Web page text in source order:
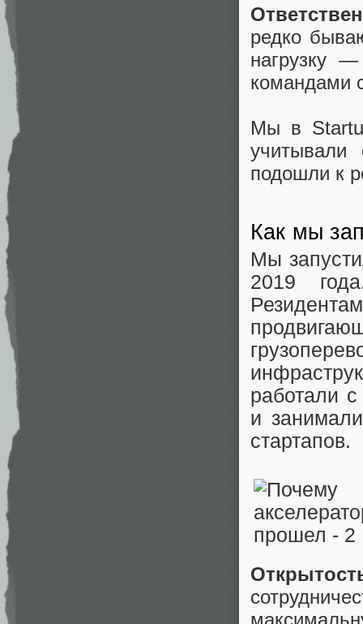
редко
нагрузку
командами
Мы в
подошли к
Как мы
Мы
2019
работали
и
стартапов.